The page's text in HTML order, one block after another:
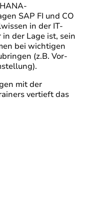
SAP FI und CO
in der IT-
der Lage ist, sein
bei wichtigen
(z.B. Vor-
mit der
vertieft das